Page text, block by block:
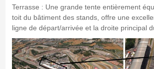
Terrasse : Une grande tente entièrement
toit du bâtiment des stands, offre une
ligne de départ/arrivée et la droite principal